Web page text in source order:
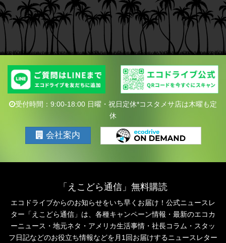
受付時間：9:00-18:00 日曜・祝日定休*コスタメサ店は木曜も定
休
会社案内
「えこどら通信」無料購読
エコドライブからのお知らせをいち早くお届け！公式ニュースレ
ター「えこどら通信」は、 各種キャンペーン情報・最新のエコカ
ーニュース・地元ネタ・アメリカ生活事情・社長コラム・ スタッ
フ日記などのお役立ち情報などを月1回お届けするニュースレター